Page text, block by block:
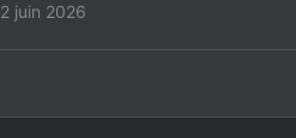
2 juin 2026